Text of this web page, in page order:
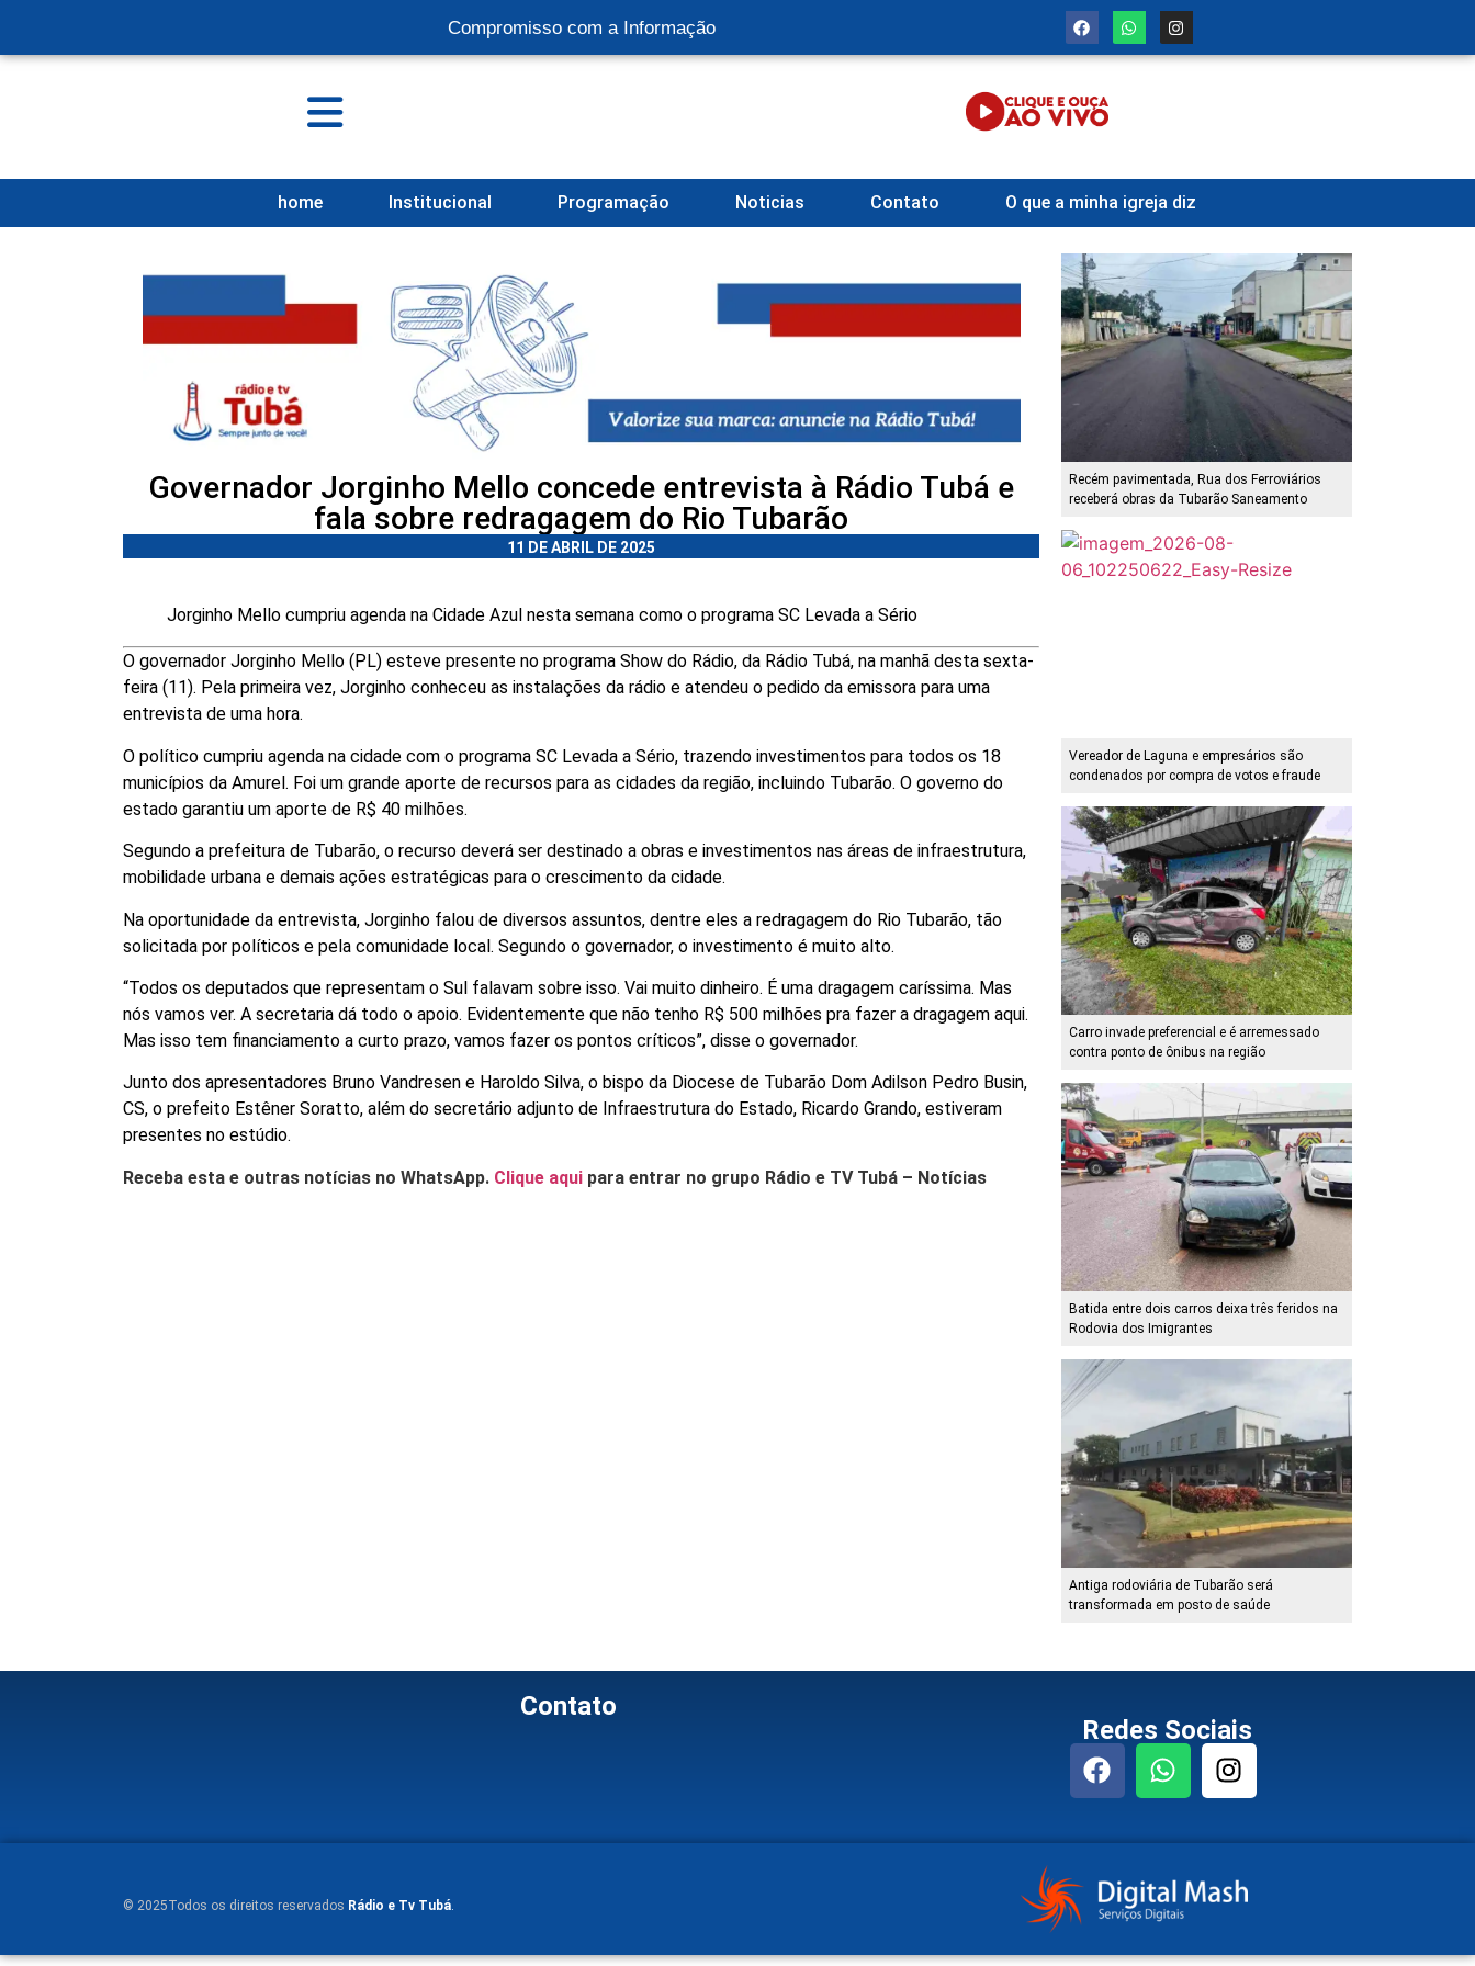
Compromisso com a Informação
home Institucional Programação Noticias Contato O que a minha igreja diz
Governador Jorginho Mello concede entrevista à Rádio Tubá e
fala sobre redragagem do Rio Tubarão
11 DE ABRIL DE 2025
Jorginho Mello cumpriu agenda na Cidade Azul nesta semana como o programa SC Levada a Sério
O governador Jorginho Mello (PL) esteve presente no programa Show do Rádio, da Rádio Tubá, na manhã desta sexta-
feira (11). Pela primeira vez, Jorginho conheceu as instalações da rádio e atendeu o pedido da emissora para uma
entrevista de uma hora.
O político cumpriu agenda na cidade com o programa SC Levada a Sério, trazendo investimentos para todos os 18
municípios da Amurel. Foi um grande aporte de recursos para as cidades da região, incluindo Tubarão. O governo do
estado garantiu um aporte de R$ 40 milhões.
Segundo a prefeitura de Tubarão, o recurso deverá ser destinado a obras e investimentos nas áreas de infraestrutura,
mobilidade urbana e demais ações estratégicas para o crescimento da cidade.
Na oportunidade da entrevista, Jorginho falou de diversos assuntos, dentre eles a redragagem do Rio Tubarão, tão
solicitada por políticos e pela comunidade local. Segundo o governador, o investimento é muito alto.
“Todos os deputados que representam o Sul falavam sobre isso. Vai muito dinheiro. É uma dragagem caríssima. Mas
nós vamos ver. A secretaria dá todo o apoio. Evidentemente que não tenho R$ 500 milhões pra fazer a dragagem aqui.
Mas isso tem financiamento a curto prazo, vamos fazer os pontos críticos”, disse o governador.
Junto dos apresentadores Bruno Vandresen e Haroldo Silva, o bispo da Diocese de Tubarão Dom Adilson Pedro Busin,
CS, o prefeito Estêner Soratto, além do secretário adjunto de Infraestrutura do Estado, Ricardo Grando, estiveram
presentes no estúdio.
Receba esta e outras notícias no WhatsApp. Clique aqui para entrar no grupo Rádio e TV Tubá – Notícias
Recém pavimentada, Rua dos Ferroviários
receberá obras da Tubarão Saneamento
Vereador de Laguna e empresários são
condenados por compra de votos e fraude
Carro invade preferencial e é arremessado
contra ponto de ônibus na região
Batida entre dois carros deixa três feridos na
Rodovia dos Imigrantes
Antiga rodoviária de Tubarão será
transformada em posto de saúde
Contato
Redes Sociais
© 2025Todos os direitos reservados Rádio e Tv Tubá.